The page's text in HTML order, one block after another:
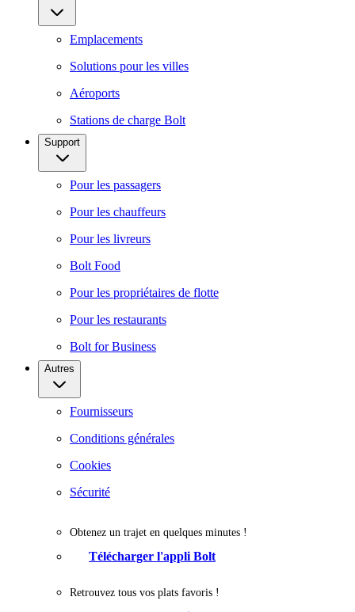
Emplacements
Solutions pour les villes
Aéroports
Stations de charge Bolt
Support
Pour les passagers
Pour les chauffeurs
Pour les livreurs
Bolt Food
Pour les propriétaires de flotte
Pour les restaurants
Bolt for Business
Autres
Fournisseurs
Conditions générales
Cookies
Sécurité
Obtenez un trajet en quelques minutes !
Télécharger l'appli Bolt
Retrouvez tous vos plats favoris !